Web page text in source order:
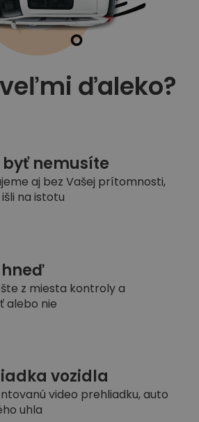
ďaleko?
nemusíte
aj bez Vašej prítomnosti,
na istotu
z miesta kontroly a
alebo nie
vozidla
video prehliadku, auto
uhla